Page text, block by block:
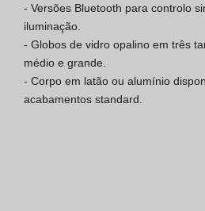
Condições de Venda
Condições de Garantia
Logo Pack
- Versões Bluetooth para controlo
iluminação.
- Globos de vidro opalino em três
médio e grande.
- Corpo em latão ou alumínio
acabamentos standard.